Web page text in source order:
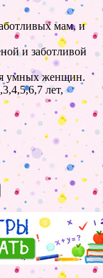
мам, и
и заботливой
умных женщин.
лет,